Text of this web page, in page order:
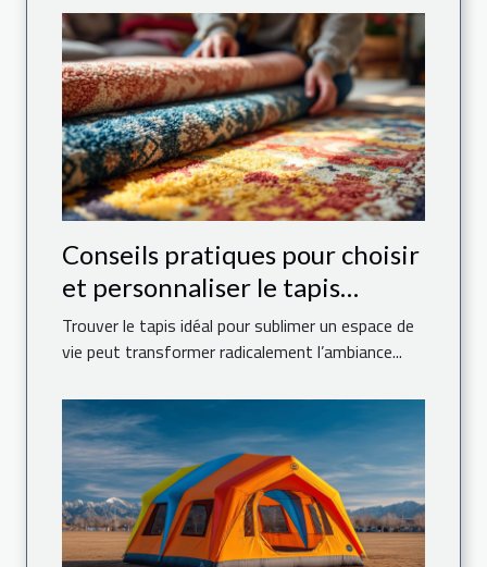
Conseils pratiques pour choisir
et personnaliser le tapis
parfait pour votre maison
Trouver le tapis idéal pour sublimer un espace de
vie peut transformer radicalement l’ambiance...